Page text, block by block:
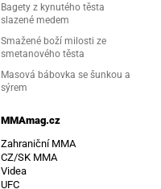
Bagety z kynutého těsta
slazené medem
Smažené boží milosti ze
smetanového těsta
Masová bábovka se šunkou a
sýrem
MMAmag.cz
Zahraniční MMA
CZ/SK MMA
Videa
UFC